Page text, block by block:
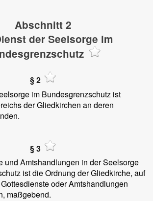
Abschnitt 2
der Seelsorge im
§ 2
im Bundesgrenzschutz ist
der Gliedkirchen an deren
§ 3
und Amtshandlungen in der Seelsorge
ist die Ordnung der Gliedkirche, auf
oder Amtshandlungen
maßgebend.